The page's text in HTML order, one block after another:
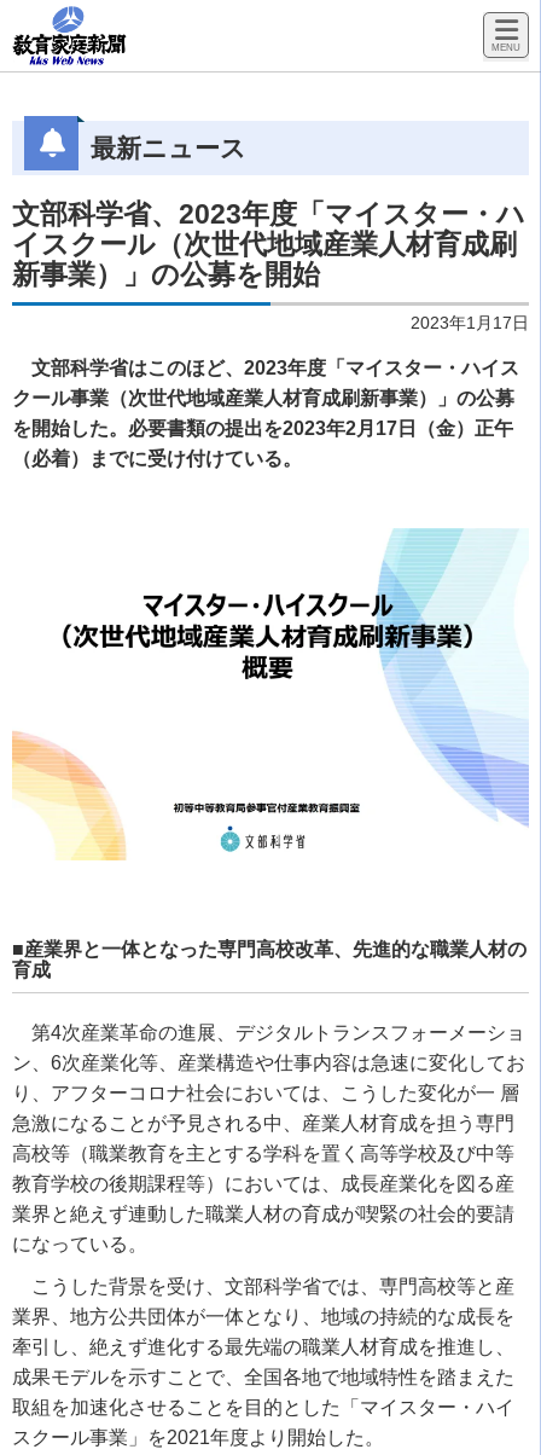
最新ニュース
文部科学省、2023年度「マイスター・ハ
イスクール（次世代地域産業人材育成刷
新事業）」の公募を開始
2023年1月17日
文部科学省はこのほど、2023年度「マイスター・ハイス
クール事業（次世代地域産業人材育成刷新事業）」の公募
を開始した。必要書類の提出を2023年2月17日（金）正午
（必着）までに受け付けている。
■産業界と一体となった専門高校改革、先進的な職業人材の
育成
第4次産業革命の進展、デジタルトランスフォーメーショ
ン、6次産業化等、産業構造や仕事内容は急速に変化してお
り、アフターコロナ社会においては、こうした変化が一 層
急激になることが予見される中、産業人材育成を担う専門
高校等（職業教育を主とする学科を置く高等学校及び中等
教育学校の後期課程等）においては、成長産業化を図る産
業界と絶えず連動した職業人材の育成が喫緊の社会的要請
になっている。
こうした背景を受け、文部科学省では、専門高校等と産
業界、地方公共団体が一体となり、地域の持続的な成長を
牽引し、絶えず進化する最先端の職業人材育成を推進し、
成果モデルを示すことで、全国各地で地域特性を踏まえた
取組を加速化させることを目的とした「マイスター・ハイ
スクール事業」を2021年度より開始した。